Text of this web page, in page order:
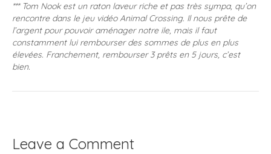
*** Tom Nook est un raton laveur riche et pas très sympa, qu’on
rencontre dans le jeu vidéo Animal Crossing. Il nous prête de
l’argent pour pouvoir aménager notre ile, mais il faut
constamment lui rembourser des sommes de plus en plus
élevées. Franchement, rembourser 3 prêts en 5 jours, c’est
bien.
Leave a Comment